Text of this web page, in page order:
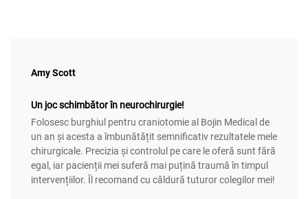
Amy Scott
Un joc schimbător în neurochirurgie!
Folosesc burghiul pentru craniotomie al Bojin Medical de
un an și acesta a îmbunătățit semnificativ rezultatele mele
chirurgicale. Precizia și controlul pe care le oferă sunt fără
egal, iar pacienții mei suferă mai puțină traumă în timpul
intervențiilor. Îl recomand cu căldură tuturor colegilor mei!